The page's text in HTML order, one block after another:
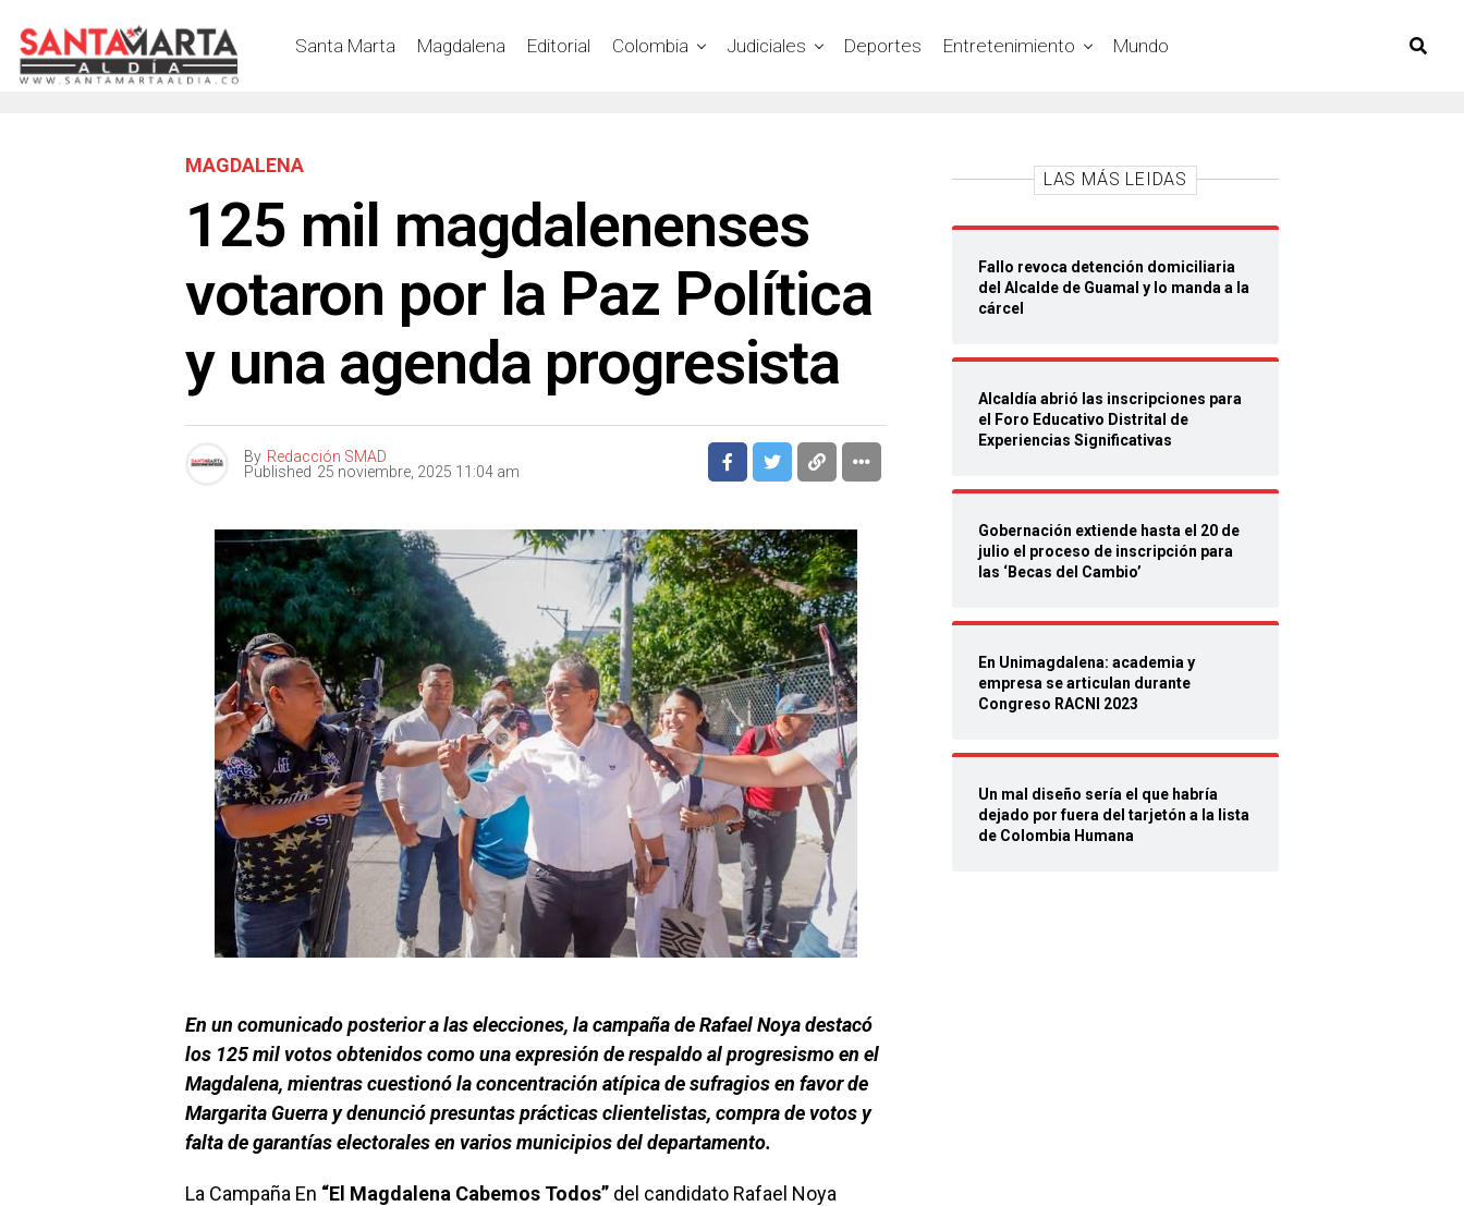
Santa Marta Magdalena Editorial Colombia Judiciales Deportes Entretenimiento Mundo
MAGDALENA
125 mil magdalenenses
votaron por la Paz Política
y una agenda progresista
By Redacción SMAD
Published 25 noviembre, 2025 11:04 am
En un comunicado posterior a las elecciones, la campaña de Rafael Noya destacó
los 125 mil votos obtenidos como una expresión de respaldo al progresismo en el
Magdalena, mientras cuestionó la concentración atípica de sufragios en favor de
Margarita Guerra y denunció presuntas prácticas clientelistas, compra de votos y
falta de garantías electorales en varios municipios del departamento.
La Campaña En “El Magdalena Cabemos Todos” del candidato Rafael Noya
LAS MÁS LEIDAS
Fallo revoca detención domiciliaria
del Alcalde de Guamal y lo manda a la
cárcel
Alcaldía abrió las inscripciones para
el Foro Educativo Distrital de
Experiencias Significativas
Gobernación extiende hasta el 20 de
julio el proceso de inscripción para
las ‘Becas del Cambio’
En Unimagdalena: academia y
empresa se articulan durante
Congreso RACNI 2023
Un mal diseño sería el que habría
dejado por fuera del tarjetón a la lista
de Colombia Humana